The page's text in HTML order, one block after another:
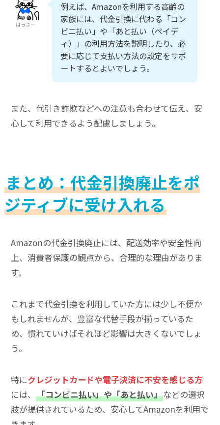
はっさー
例えば、Amazonを利用する高齢の
家族には、代金引換に代わる「コン
ビニ払い」や「あと払い（ペイデ
ィ）」の利用方法を説明したり、必
要に応じて支払い方法の設定をサポ
ートするとよいでしょう。
また、代引き詐欺などへの注意も合わせて伝え、安
心して利用できるよう配慮しましょう。
まとめ：代金引換廃止をポ
ジティブに受け入れる
Amazonの代金引換廃止には、配送効率や安全性向
上、消費者保護の観点から、合理的な理由がありま
す。
これまで代金引換を利用していた方には少し不便か
もしれませんが、豊富な代替手段が揃っているた
め、慣れていけばそれほど影響は大きくないでしょ
う。
特にクレジットカードや電子決済に不安を感じる方
には、「コンビニ払い」や「あと払い」などの選択
肢が提供されているため、安心してAmazonを利用で